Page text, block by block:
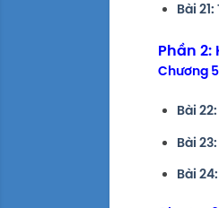
Bài
Phần
Chương
Bài
Bài
Bài